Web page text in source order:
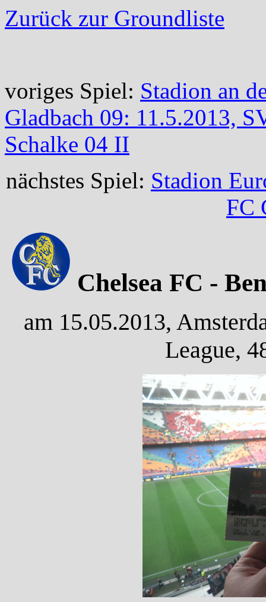
Zurück zur Groundliste
voriges Spiel: Stadion an
Gladbach 09: 11.5.2013,
Schalke 04 II
nächstes Spiel: Stadion
FC
Chelsea FC -
am 15.05.2013,
League,